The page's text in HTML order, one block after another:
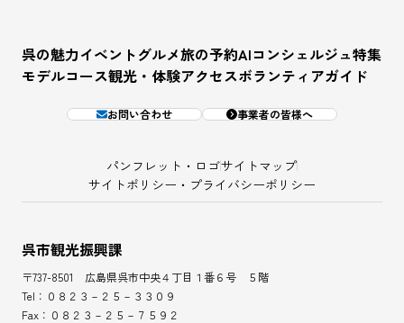
呉の魅力イベントグルメ旅の予約AIコンシェルジュ特集
モデルコース観光・体験アクセスボランティアガイド
お問い合わせ 事業者の皆様へ
パンフレット・ロゴサイトマップ
サイトポリシー・プライバシーポリシー
呉市観光振興課
〒737-8501 広島県呉市中央４丁目１番６号 ５階
Tel：０８２３－２５－３３０９
Fax：０８２３－２５－７５９２